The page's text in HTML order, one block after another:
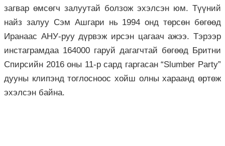
загвар өмсөгч залуутай болзож эхэлсэн юм. Түүний
найз залуу Сэм Ашгари нь 1994 онд төрсөн бөгөөд
Иранаас АНУ-руу дүрвэж ирсэн цагаач ажээ. Тэрээр
инстаграмдаа 164000 гаруй дагагчтай бөгөөд Бритни
Спирсийн 2016 оны 11-р сард гаргасан “Slumber Party”
дууны клипэнд тоглосноос хойш олны хараанд өртөж
эхэлсэн байна.